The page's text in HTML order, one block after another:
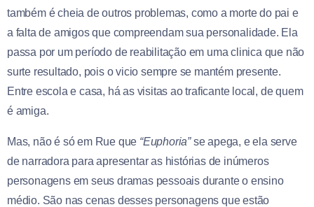
também é cheia de outros problemas, como a morte do pai e
a falta de amigos que compreendam sua personalidade. Ela
passa por um período de reabilitação em uma clinica que não
surte resultado, pois o vicio sempre se mantém presente.
Entre escola e casa, há as visitas ao traficante local, de quem
é amiga.
Mas, não é só em Rue que “Euphoria”se apega, e ela serve
de narradora para apresentar as histórias de inúmeros
personagens em seus dramas pessoais durante o ensino
médio. São nas cenas desses personagens que estão